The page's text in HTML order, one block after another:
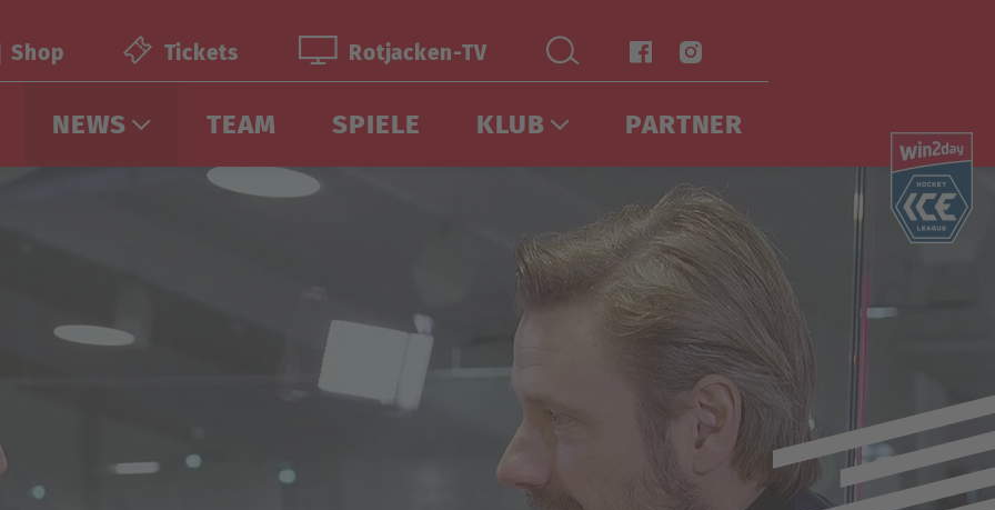
Shop Tickets Rotjacken-TV
NEWS TEAM SPIELE KLUB PARTNER